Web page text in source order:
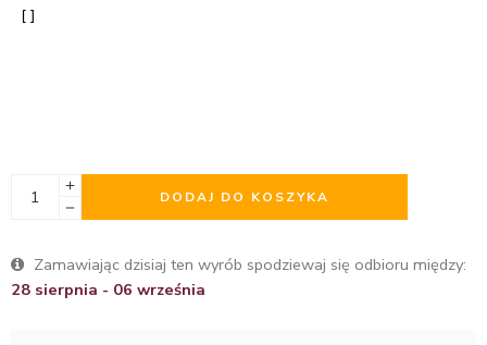
DODAJ DO KOSZYKA
Zamawiając dzisiaj ten wyrób spodziewaj się odbioru między:
28 sierpnia - 06 września